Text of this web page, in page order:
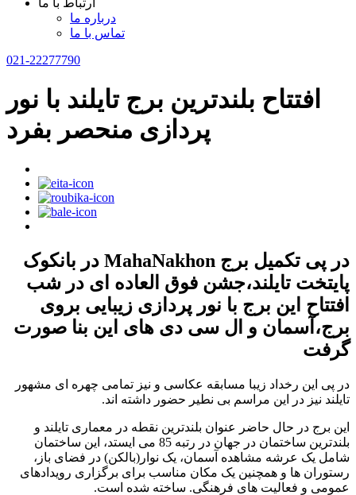
ارتباط با ما
درباره ما
تماس با ما
021-22277790
افتتاح بلندترین برج تایلند با نور
پردازی منحصر بفرد
در پی تکمیل برج MahaNakhon در بانکوک
پایتخت تایلند،جشن فوق العاده ای در شب
افتتاح این برج با نور پردازی زیبایی بروی
برج،آسمان و ال سی دی های این بنا صورت
گرفت
در پی این رخداد زیبا مسابقه عکاسی و نیز تمامی چهره ای مشهور
تایلند نیز در این مراسم بی نطیر حضور داشته اند.
این برج در حال حاضر عنوان بلندترین نقطه در معماری تایلند و
بلندترین ساختمان در جهان در رتبه 85 می ایستد، این ساختمان
شامل یک عرشه مشاهده آسمان، یک نوار(بالکن) در فضای باز،
رستوران ها و همچنین یک مکان مناسب برای برگزاری رویدادهای
عمومی و فعالیت های فرهنگی. ساخته شده است.